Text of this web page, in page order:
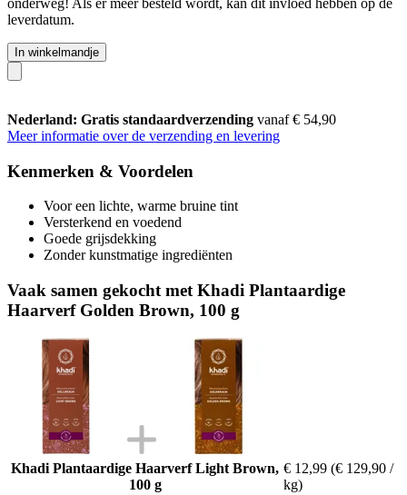
leverdatum.
In winkelmandje
Nederland: Gratis standaardverzending vanaf € 54,90
Meer informatie over de verzending en levering
Kenmerken & Voordelen
Voor een lichte, warme bruine tint
Versterkend en voedend
Goede grijsdekking
Zonder kunstmatige ingrediënten
Vaak samen gekocht met Khadi Plantaardige
Haarverf Golden Brown, 100 g
Khadi Plantaardige Haarverf Light Brown,
100 g
€ 12,99 (€ 129,90 /
kg)